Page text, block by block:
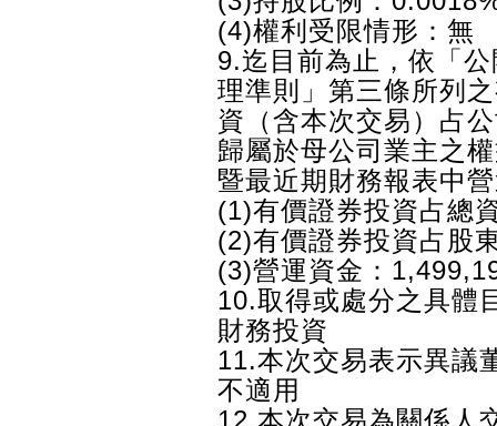
(4)權利受限情形：無
9.迄目前為止，依「
理準則」第三條所列
資（含本次交易）占
歸屬於母公司業主之
暨最近期財務報表中
(1)有價證券投資占總
(2)有價證券投資占股
(3)營運資金：
10.取得或處分之具體
財務投資
11.本次交易表示異議
不適用
12.本次交易為關係人